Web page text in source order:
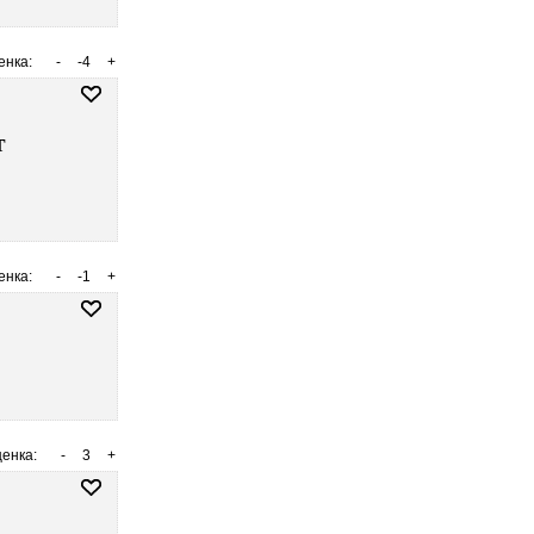
+
-4
-
+
-1
-
+
3
-